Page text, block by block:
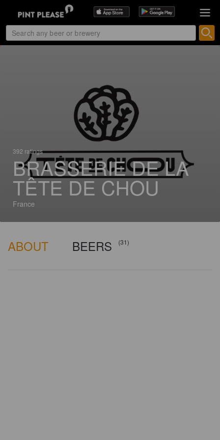
392 ratings
BRASSERIE DE LA
TÊTE DE CHOU
France
ABOUT BEERS (31)